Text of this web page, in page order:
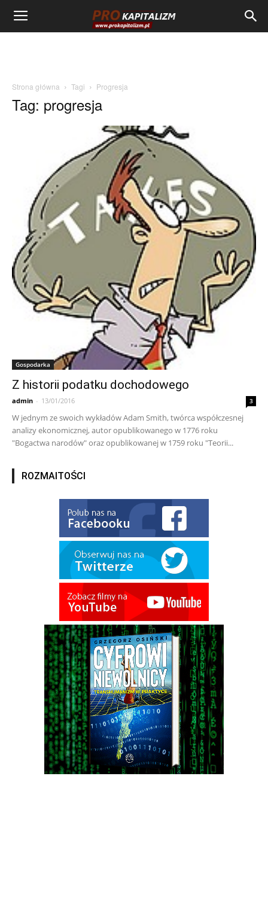
Strona główna Tagi Progresja
Tag: progresja
Gospodarka
Z historii podatku dochodowego
admin - 13/01/2016 3
W jednym ze swoich wykładów Adam Smith, twórca współczesnej
analizy ekonomicznej, autor opublikowanego w 1776 roku
"Bogactwa narodów" oraz opublikowanej w 1759 roku "Teorii...
ROZMAITOŚCI